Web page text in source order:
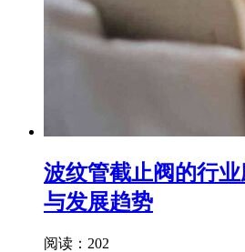
波纹管截止阀的行
与发展趋势
阅读：202